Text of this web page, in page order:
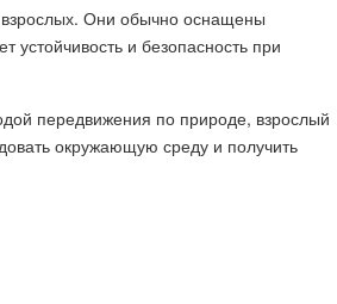
Они обычно оснащены
устойчивость и безопасность при
передвижения по природе, взрослый
окружающую среду и получить